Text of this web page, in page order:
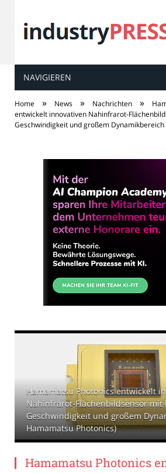
industry
NAVIGIEREN
Home » News » Nachrichten »
entwickelt innovativen Nahinfrarot-
Geschwindigkeit und großem Dynamikbereich
Hamamatsu Photonics entwickelt
Nahinfrarot-Flächenbildsensor mit
Geschwindigkeit und großem
Hamamatsu Photonics)
Hamamatsu Photonics